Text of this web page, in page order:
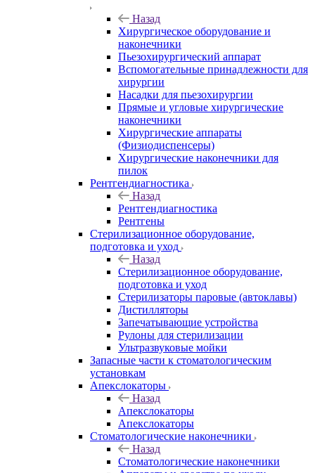
Назад
Хирургическое оборудование и
наконечники
Пьезохирургический аппарат
Вспомогательные принадлежности для
хирургии
Насадки для пьезохирургии
Прямые и угловые хирургические
наконечники
Хирургические аппараты
(Физиодиспенсеры)
Хирургические наконечники для
пилок
Рентгендиагностика
Назад
Рентгендиагностика
Рентгены
Стерилизационное оборудование,
подготовка и уход
Назад
Стерилизационное оборудование,
подготовка и уход
Стерилизаторы паровые (автоклавы)
Дистилляторы
Запечатывающие устройства
Рулоны для стерилизации
Ультразвуковые мойки
Запасные части к стоматологическим
установкам
Апекслокаторы
Назад
Апекслокаторы
Апекслокаторы
Стоматологические наконечники
Назад
Стоматологические наконечники